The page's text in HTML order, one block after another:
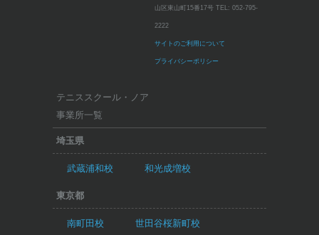
山区東山町15番17号 TEL: 052-795-
2222
サイトのご利用について
プライバシーポリシー
テニススクール・ノア
事業所一覧
埼玉県
武蔵浦和校 和光成増校
東京都
南町田校 世田谷桜新町校